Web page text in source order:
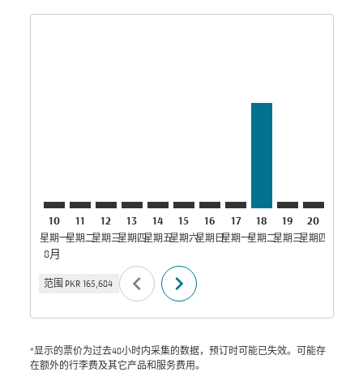
10
星期一
8月
11
星期二
12
星期三
13
星期四
14
星期五
15
星期六
16
星期日
17
星期一
18
星期二
19
星期三
20
星期四星期五
范围 PKR 165,684 chevron_left chevron_right
*显示的票价为过去48小时内采集的数据，预订时可能已失效。可能存
在额外的行李费及其它产品和服务费用。